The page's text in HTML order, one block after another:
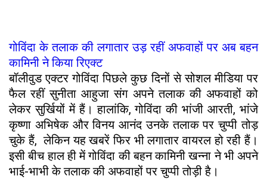
गोविंदा के तलाक की लगातार उड़ रहीं अफवाहों पर अब बहन
कामिनी ने किया रिएक्ट
बॉलीवुड एक्टर गोविंदा पिछले कुछ दिनों से सोशल मीडिया पर
फैल रहीं सुनीता आहुजा संग अपने तलाक की अफवाहों को
लेकर सुर्खियों में हैं। हालांकि, गोविंदा की भांजी आरती, भांजे
कृष्णा अभिषेक और विनय आनंद उनके तलाक पर चुप्पी तोड़
चुके हैं, लेकिन यह खबरें फिर भी लगातार वायरल हो रही हैं।
इसी बीच हाल ही में गोविंदा की बहन कामिनी खन्ना ने भी अपने
भाई-भाभी के तलाक की अफवाहों पर चुप्पी तोड़ी है।